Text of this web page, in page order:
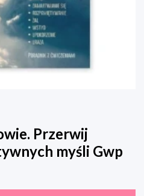
Przerwij
myśli Gwp